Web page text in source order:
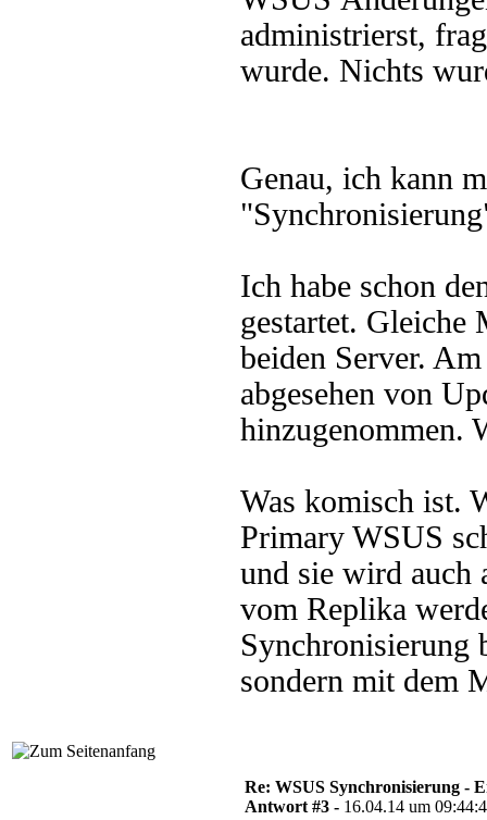
administrierst,
wurde. Nichts
Genau, ich kann
Ich habe schon
gestartet. Gleiche
beiden Server.
abgesehen von
hinzugenommen.
Was komisch ist.
Primary WSUS
und sie wird auch
vom Replika
Synchronisierung
sondern mit dem
Re: WSUS Synchronisierung -
Antwort #3 - 16.04.14 um